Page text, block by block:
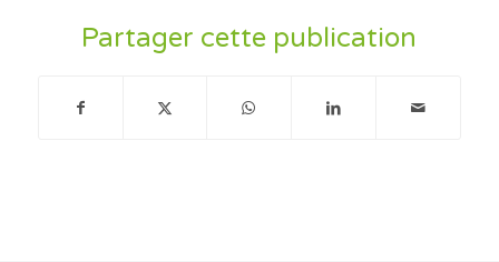
Partager cette publication